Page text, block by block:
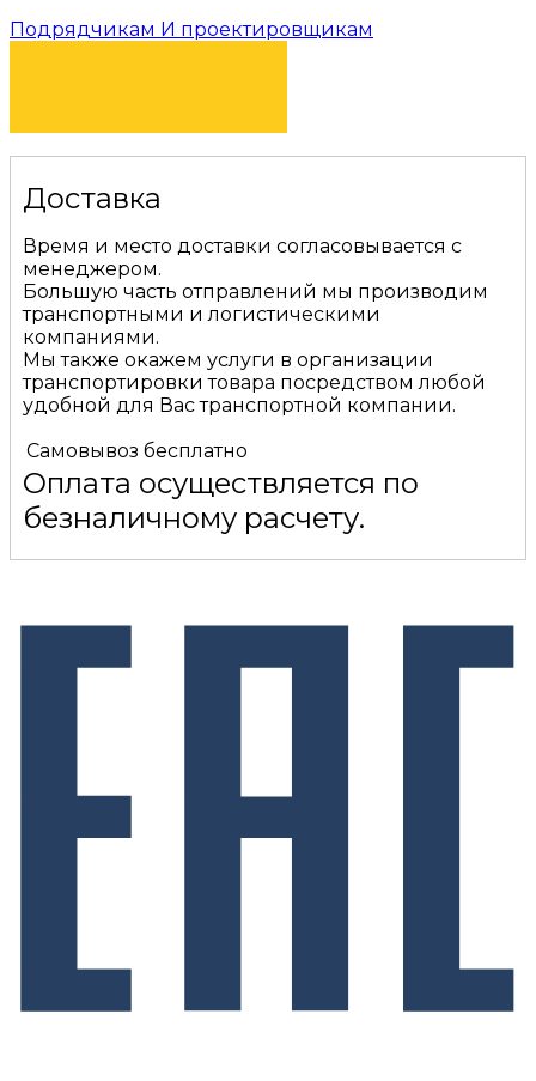
Подрядчикам И проектировщикам
Доставка
Время и место доставки согласовывается с
менеджером.
Большую часть отправлений мы производим
транспортными и логистическими
компаниями.
Мы также окажем услуги в организации
транспортировки товара посредством любой
удобной для Вас транспортной компании.
Самовывоз бесплатно
Оплата осуществляется по
безналичному расчету.